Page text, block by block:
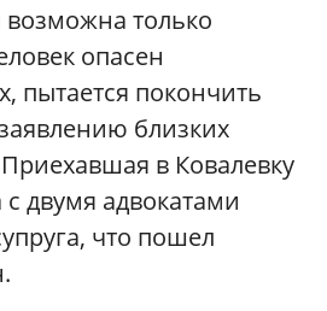
возможна только
опасен
пытается покончить
близких
в Ковалевку
двумя адвокатами
что пошел